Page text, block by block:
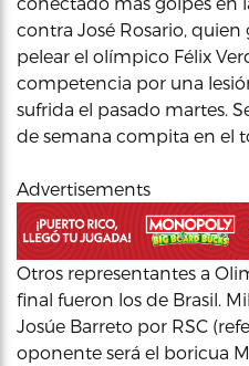
contra José Rosario, quien
pelear el olímpico Félix
competencia por una
sufrida el pasado martes.
de semana compita en el
Advertisements
Otros representantes a
final fueron los de Brasil.
Josúe Barreto por RSC
oponente será el boricua